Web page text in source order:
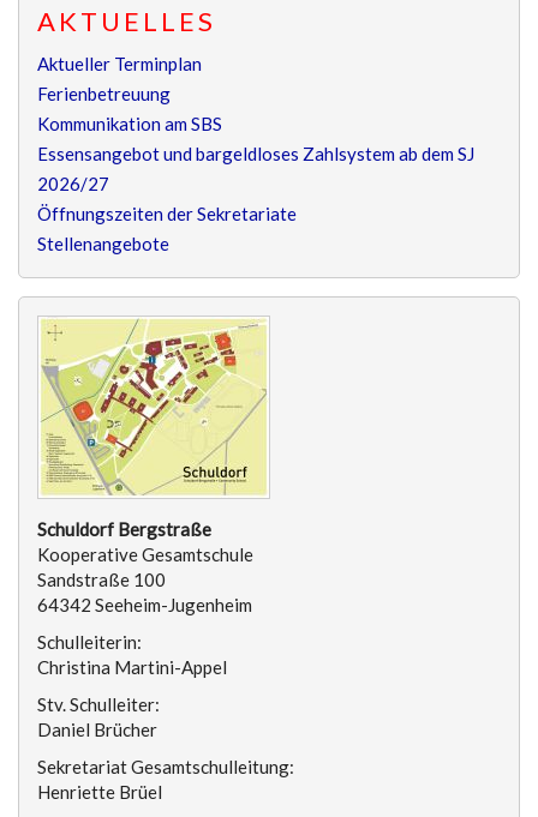
AKTUELLES
Aktueller Terminplan
Ferienbetreuung
Kommunikation am SBS
Essensangebot und bargeldloses Zahlsystem ab dem SJ
2026/27
Öffnungszeiten der Sekretariate
Stellenangebote
Schuldorf Bergstraße
Kooperative Gesamtschule
Sandstraße 100
64342 Seeheim-Jugenheim
Schulleiterin:
Christina Martini-Appel
Stv. Schulleiter:
Daniel Brücher
Sekretariat Gesamtschulleitung:
Henriette Brüel